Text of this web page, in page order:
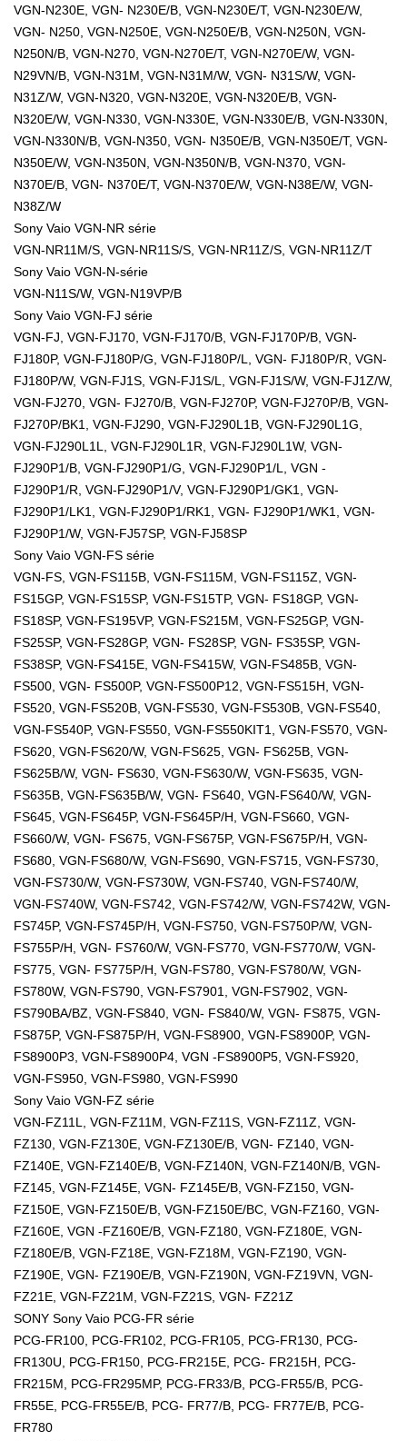
VGN-N230E, VGN- N230E/B, VGN-N230E/T, VGN-N230E/W,
VGN- N250, VGN-N250E, VGN-N250E/B, VGN-N250N, VGN-
N250N/B, VGN-N270, VGN-N270E/T, VGN-N270E/W, VGN-
N29VN/B, VGN-N31M, VGN-N31M/W, VGN- N31S/W, VGN-
N31Z/W, VGN-N320, VGN-N320E, VGN-N320E/B, VGN-
N320E/W, VGN-N330, VGN-N330E, VGN-N330E/B, VGN-N330N,
VGN-N330N/B, VGN-N350, VGN- N350E/B, VGN-N350E/T, VGN-
N350E/W, VGN-N350N, VGN-N350N/B, VGN-N370, VGN-
N370E/B, VGN- N370E/T, VGN-N370E/W, VGN-N38E/W, VGN-
N38Z/W
Sony Vaio VGN-NR série
VGN-NR11M/S, VGN-NR11S/S, VGN-NR11Z/S, VGN-NR11Z/T
Sony Vaio VGN-N-série
VGN-N11S/W, VGN-N19VP/B
Sony Vaio VGN-FJ série
VGN-FJ, VGN-FJ170, VGN-FJ170/B, VGN-FJ170P/B, VGN-
FJ180P, VGN-FJ180P/G, VGN-FJ180P/L, VGN- FJ180P/R, VGN-
FJ180P/W, VGN-FJ1S, VGN-FJ1S/L, VGN-FJ1S/W, VGN-FJ1Z/W,
VGN-FJ270, VGN- FJ270/B, VGN-FJ270P, VGN-FJ270P/B, VGN-
FJ270P/BK1, VGN-FJ290, VGN-FJ290L1B, VGN-FJ290L1G,
VGN-FJ290L1L, VGN-FJ290L1R, VGN-FJ290L1W, VGN-
FJ290P1/B, VGN-FJ290P1/G, VGN-FJ290P1/L, VGN -
FJ290P1/R, VGN-FJ290P1/V, VGN-FJ290P1/GK1, VGN-
FJ290P1/LK1, VGN-FJ290P1/RK1, VGN- FJ290P1/WK1, VGN-
FJ290P1/W, VGN-FJ57SP, VGN-FJ58SP
Sony Vaio VGN-FS série
VGN-FS, VGN-FS115B, VGN-FS115M, VGN-FS115Z, VGN-
FS15GP, VGN-FS15SP, VGN-FS15TP, VGN- FS18GP, VGN-
FS18SP, VGN-FS195VP, VGN-FS215M, VGN-FS25GP, VGN-
FS25SP, VGN-FS28GP, VGN- FS28SP, VGN- FS35SP, VGN-
FS38SP, VGN-FS415E, VGN-FS415W, VGN-FS485B, VGN-
FS500, VGN- FS500P, VGN-FS500P12, VGN-FS515H, VGN-
FS520, VGN-FS520B, VGN-FS530, VGN-FS530B, VGN-FS540,
VGN-FS540P, VGN-FS550, VGN-FS550KIT1, VGN-FS570, VGN-
FS620, VGN-FS620/W, VGN-FS625, VGN- FS625B, VGN-
FS625B/W, VGN- FS630, VGN-FS630/W, VGN-FS635, VGN-
FS635B, VGN-FS635B/W, VGN- FS640, VGN-FS640/W, VGN-
FS645, VGN-FS645P, VGN-FS645P/H, VGN-FS660, VGN-
FS660/W, VGN- FS675, VGN-FS675P, VGN-FS675P/H, VGN-
FS680, VGN-FS680/W, VGN-FS690, VGN-FS715, VGN-FS730,
VGN-FS730/W, VGN-FS730W, VGN-FS740, VGN-FS740/W,
VGN-FS740W, VGN-FS742, VGN-FS742/W, VGN-FS742W, VGN-
FS745P, VGN-FS745P/H, VGN-FS750, VGN-FS750P/W, VGN-
FS755P/H, VGN- FS760/W, VGN-FS770, VGN-FS770/W, VGN-
FS775, VGN- FS775P/H, VGN-FS780, VGN-FS780/W, VGN-
FS780W, VGN-FS790, VGN-FS7901, VGN-FS7902, VGN-
FS790BA/BZ, VGN-FS840, VGN- FS840/W, VGN- FS875, VGN-
FS875P, VGN-FS875P/H, VGN-FS8900, VGN-FS8900P, VGN-
FS8900P3, VGN-FS8900P4, VGN -FS8900P5, VGN-FS920,
VGN-FS950, VGN-FS980, VGN-FS990
Sony Vaio VGN-FZ série
VGN-FZ11L, VGN-FZ11M, VGN-FZ11S, VGN-FZ11Z, VGN-
FZ130, VGN-FZ130E, VGN-FZ130E/B, VGN- FZ140, VGN-
FZ140E, VGN-FZ140E/B, VGN-FZ140N, VGN-FZ140N/B, VGN-
FZ145, VGN-FZ145E, VGN- FZ145E/B, VGN-FZ150, VGN-
FZ150E, VGN-FZ150E/B, VGN-FZ150E/BC, VGN-FZ160, VGN-
FZ160E, VGN -FZ160E/B, VGN-FZ180, VGN-FZ180E, VGN-
FZ180E/B, VGN-FZ18E, VGN-FZ18M, VGN-FZ190, VGN-
FZ190E, VGN- FZ190E/B, VGN-FZ190N, VGN-FZ19VN, VGN-
FZ21E, VGN-FZ21M, VGN-FZ21S, VGN- FZ21Z
SONY Sony Vaio PCG-FR série
PCG-FR100, PCG-FR102, PCG-FR105, PCG-FR130, PCG-
FR130U, PCG-FR150, PCG-FR215E, PCG- FR215H, PCG-
FR215M, PCG-FR295MP, PCG-FR33/B, PCG-FR55/B, PCG-
FR55E, PCG-FR55E/B, PCG- FR77/B, PCG- FR77E/B, PCG-
FR780